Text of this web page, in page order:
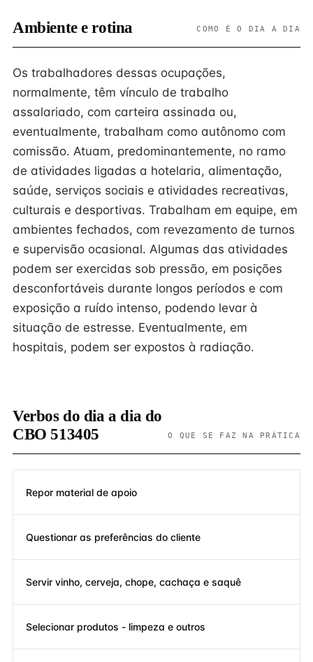
Ambiente e rotina COMO É O DIA A DIA
Os trabalhadores dessas ocupações,
normalmente, têm vínculo de trabalho
assalariado, com carteira assinada ou,
eventualmente, trabalham como autônomo com
comissão. Atuam, predominantemente, no ramo
de atividades ligadas a hotelaria, alimentação,
saúde, serviços sociais e atividades recreativas,
culturais e desportivas. Trabalham em equipe, em
ambientes fechados, com revezamento de turnos
e supervisão ocasional. Algumas das atividades
podem ser exercidas sob pressão, em posições
desconfortáveis durante longos períodos e com
exposição a ruído intenso, podendo levar à
situação de estresse. Eventualmente, em
hospitais, podem ser expostos à radiação.
Verbos do dia a dia do
CBO 513405
O QUE SE FAZ NA PRÁTICA
Repor material de apoio
Questionar as preferências do cliente
Servir vinho, cerveja, chope, cachaça e saquê
Selecionar produtos - limpeza e outros